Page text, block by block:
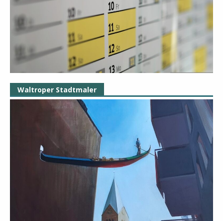
Waltroper Stadtmaler